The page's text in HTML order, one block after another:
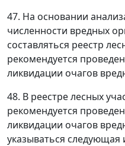
47. На основании
численности вредных
составляться реестр
рекомендуется
ликвидации очагов
48. В реестре лесных
рекомендуется
ликвидации очагов
указываться